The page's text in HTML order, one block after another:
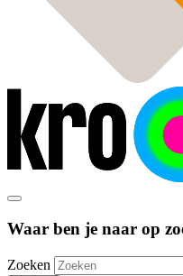
Waar ben je naar op
Zoeken